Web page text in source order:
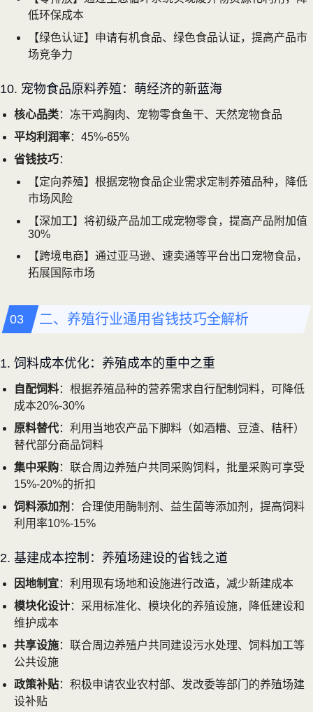
低环保成本
【绿色认证】申请有机食品、绿色食品认证，提高产品市
场竞争力
10. 宠物食品原料养殖：萌经济的新蓝海
核心品类：冻干鸡胸肉、宠物零食鱼干、天然宠物食品
平均利润率：45%-65%
省钱技巧：
【定向养殖】根据宠物食品企业需求定制养殖品种，降低
市场风险
【深加工】将初级产品加工成宠物零食，提高产品附加值
30%
【跨境电商】通过亚马逊、速卖通等平台出口宠物食品，
拓展国际市场
二、养殖行业通用省钱技巧全解析
1. 饲料成本优化：养殖成本的重中之重
自配饲料：根据养殖品种的营养需求自行配制饲料，可降低
成本20%-30%
原料替代：利用当地农产品下脚料（如酒糟、豆渣、秸秆）
替代部分商品饲料
集中采购：联合周边养殖户共同采购饲料，批量采购可享受
15%-20%的折扣
饲料添加剂 ：合理使用酶制剂、益生菌等添加剂，提高饲料
利用率10%-15%
2. 基建成本控制：养殖场建设的省钱之道
因地制宜：利用现有场地和设施进行改造，减少新建成本
模块化设计：采用标准化、模块化的养殖设施，降低建设和
维护成本
共享设施：联合周边养殖户共同建设污水处理、饲料加工等
公共设施
政策补贴：积极申请农业农村部、发改委等部门的养殖场建
设补贴